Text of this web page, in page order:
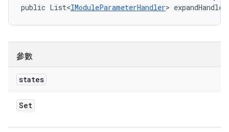
public List<IModuleParameterHandler>
參數
states
Set